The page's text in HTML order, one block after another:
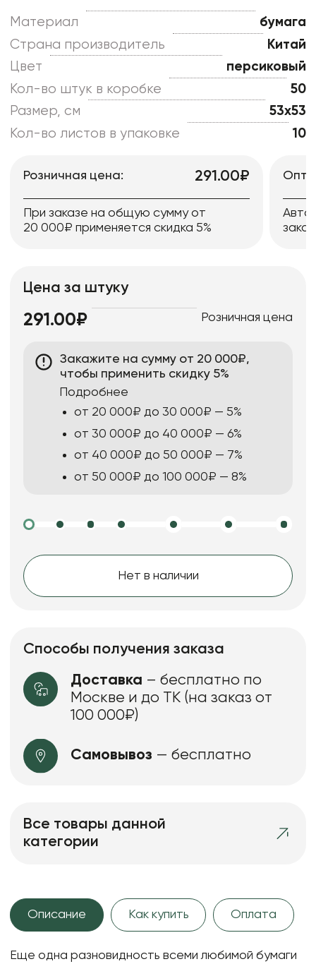
Материал
бумага
Страна производитель
Китай
Цвет
персиковый
Кол-во штук в коробке
50
Размер, см
53x53
Кол-во листов в упаковке
10
Розничная цена: 291.00₽
При заказе на общую сумму от
20 000₽ применяется скидка 5%
Цена за штуку
291.00₽ Розничная цена
Закажите на сумму от 20 000₽,
чтобы применить скидку 5%
Подробнее
от 20 000₽ до 30 000₽ — 5%
от 30 000₽ до 40 000₽ — 6%
от 40 000₽ до 50 000₽ — 7%
от 50 000₽ до 100 000₽ — 8%
Нет в наличии
Способы получения заказа
Доставка – бесплатно по
Москве и до ТК (на заказ от
100 000₽)
Самовывоз — бесплатно
Все товары данной
категории
Описание Как купить Оплата
Еще одна разновидность всеми любимой бумаги